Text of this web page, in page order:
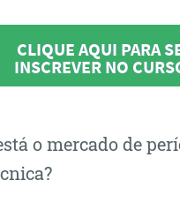
CLIQUE AQUI PARA
INSCREVER NO
o mercado de